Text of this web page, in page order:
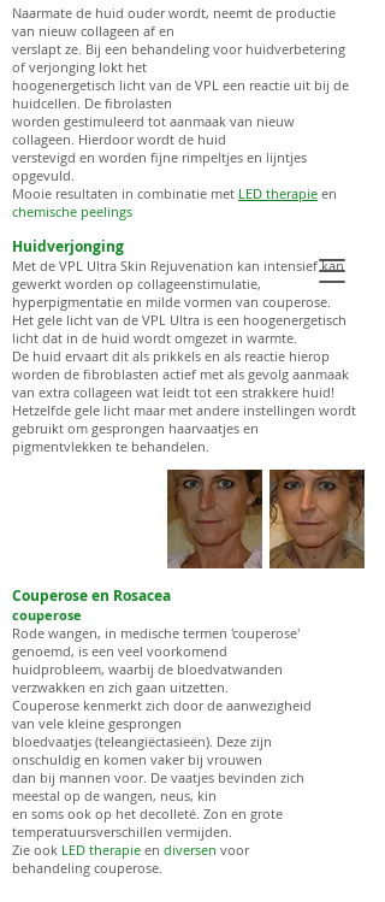
Naarmate de huid ouder wordt, neemt de productie
van nieuw collageen af en
verslapt ze. Bij een behandeling voor huidverbetering
of verjonging lokt het
hoogenergetisch licht van de VPL een reactie uit bij de
huidcellen. De fibrolasten
worden gestimuleerd tot aanmaak van nieuw
collageen. Hierdoor wordt de huid
verstevigd en worden fijne rimpeltjes en lijntjes
opgevuld.
Mooie resultaten in combinatie met LED therapie en
chemische peelings
Huidverjonging
Met de VPL Ultra Skin Rejuvenation kan intensief kan
gewerkt worden op collageenstimulatie,
hyperpigmentatie en milde vormen van couperose.
Het gele licht van de VPL Ultra is een hoogenergetisch
licht dat in de huid wordt omgezet in warmte.
De huid ervaart dit als prikkels en als reactie hierop
worden de fibroblasten actief met als gevolg aanmaak
van extra collageen wat leidt tot een strakkere huid!
Hetzelfde gele licht maar met andere instellingen wordt
gebruikt om gesprongen haarvaatjes en
pigmentvlekken te behandelen.
Couperose en Rosacea
couperose
Rode wangen, in medische termen 'couperose'
genoemd, is een veel voorkomend
huidprobleem, waarbij de bloedvatwanden
verzwakken en zich gaan uitzetten.
Couperose kenmerkt zich door de aanwezigheid
van vele kleine gesprongen
bloedvaatjes (teleangiëctasieën). Deze zijn
onschuldig en komen vaker bij vrouwen
dan bij mannen voor. De vaatjes bevinden zich
meestal op de wangen, neus, kin
en soms ook op het decolleté. Zon en grote
temperatuursverschillen vermijden.
Zie ook LED therapie en diversen voor
behandeling couperose.